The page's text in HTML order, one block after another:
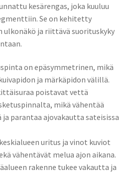
kesärengas, joka kuuluu
Se on kehitetty
ja riittävä suorituskyky
on epäsymmetrinen, mikä
ja märkäpidon välillä.
poistavat vettä
mikä vähentää
parantaa ajovakautta sateisissa
uritus ja vinot kuviot
vähentävät melua ajon aikana.
rakenne tukee vakautta ja